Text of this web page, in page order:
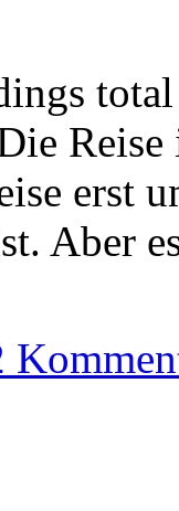
erst
Aber